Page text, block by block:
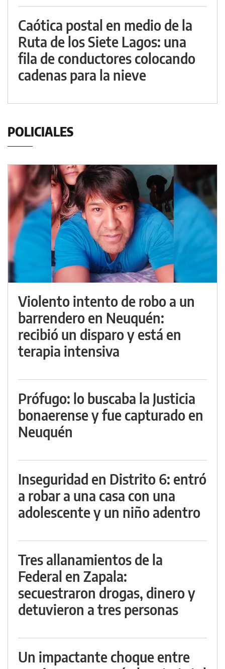
Caótica postal en medio de la
Ruta de los Siete Lagos: una
fila de conductores colocando
cadenas para la nieve
POLICIALES
Violento intento de robo a un
barrendero en Neuquén:
recibió un disparo y está en
terapia intensiva
Prófugo: lo buscaba la Justicia
bonaerense y fue capturado en
Neuquén
Inseguridad en Distrito 6: entró
a robar a una casa con una
adolescente y un niño adentro
Tres allanamientos de la
Federal en Zapala:
secuestraron drogas, dinero y
detuvieron a tres personas
Un impactante choque entre